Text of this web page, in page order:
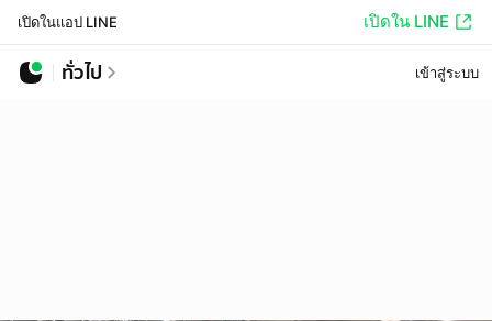
เปิดในแอป LINE เปิดใน LINE
ทั่วไป เข้าสู่ระบบ